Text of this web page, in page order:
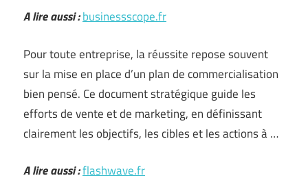
A lire aussi :businessscope.fr
Pour toute entreprise, la réussite repose souvent
sur la mise en place d’un plan de commercialisation
bien pensé. Ce document stratégique guide les
efforts de vente et de marketing, en définissant
clairement les objectifs, les cibles et les actions à …
A lire aussi :flashwave.fr